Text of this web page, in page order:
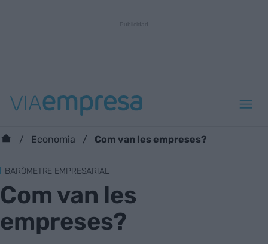
Economia Com van les empreses?
BARÒMETRE EMPRESARIAL
Com van les
empreses?